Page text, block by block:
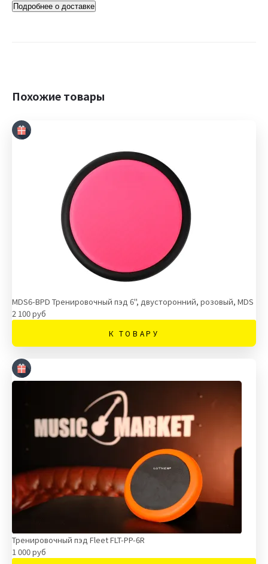
Подробнее о доставке
Похожие товары
MDS6-BPD Тренировочный пэд 6", двусторонний, розовый, MDS
2 100 руб
К ТОВАРУ
Тренировочный пэд Fleet FLT-PP-6R
1 000 руб